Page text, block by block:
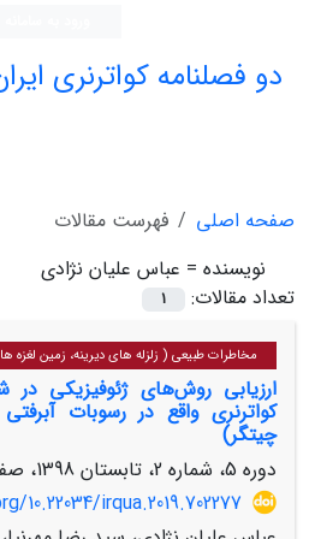
دو فصلنامه کواترنری
صفحه اصلی
فهرست مقالات
نویسنده = عباس علیان نژادی
تعداد مقالات:
1
مخاطرات طبیعی ( زلزله های دیرینه، زمین لغزه
ارزیابی روش‌های ژئوفیزیکی
کواترنری واقع در رسوبات
چیتگر)
دوره 5، شماره 2، تابستان 1398، صفحه
irqua.2019.702277